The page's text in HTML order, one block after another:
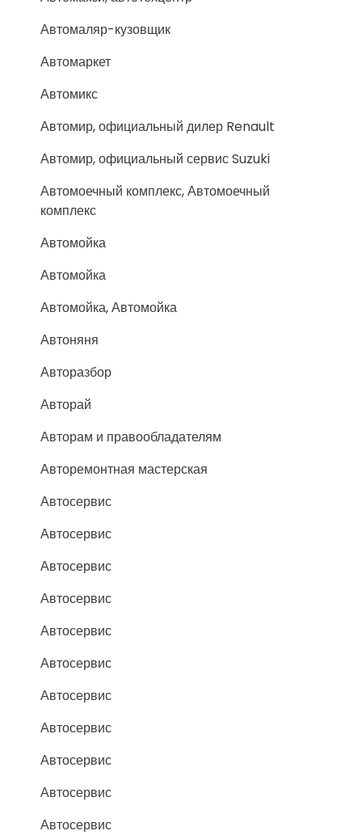
Автомаляр-кузовщик
Автомаркет
Автомикс
Автомир, официальный дилер Renault
Автомир, официальный сервис Suzuki
Автомоечный комплекс, Автомоечный
комплекс
Автомойка
Автомойка
Автомойка, Автомойка
Автоняня
Авторазбор
Авторай
Авторам и правообладателям
Авторемонтная мастерская
Автосервис
Автосервис
Автосервис
Автосервис
Автосервис
Автосервис
Автосервис
Автосервис
Автосервис
Автосервис
Автосервис